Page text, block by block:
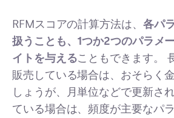
RFMスコアの計算方法は、 各パ
扱うことも、1つか2つのパラメ
イトを与えることもできます。
販売している場合は、おそらく
しょうが、月単位などで更新さ
ている場合は、頻度が主要なパ